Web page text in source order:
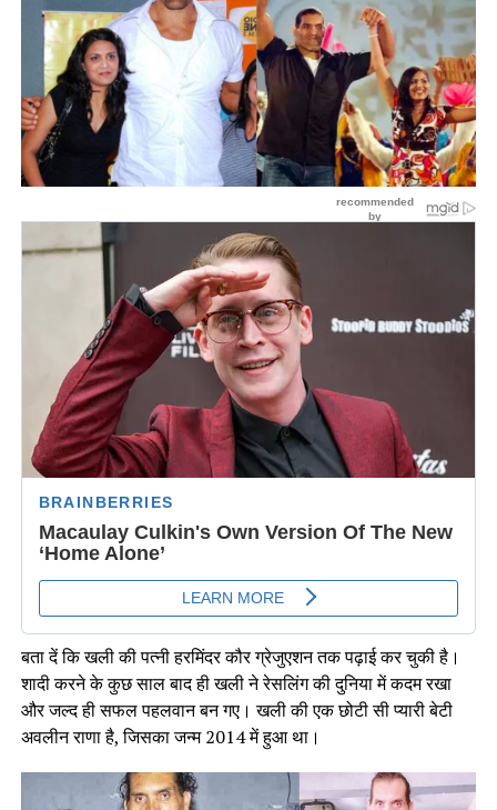
बता दें कि खली की पत्नी हरमिंदर कौर ग्रेजुएशन तक पढ़ाई कर चुकी है।
शादी करने के कुछ साल बाद ही खली ने रेसलिंग की दुनिया में कदम रखा
और जल्द ही सफल पहलवान बन गए। खली की एक छोटी सी प्यारी बेटी
अवलीन राणा है, जिसका जन्म 2014 में हुआ था।